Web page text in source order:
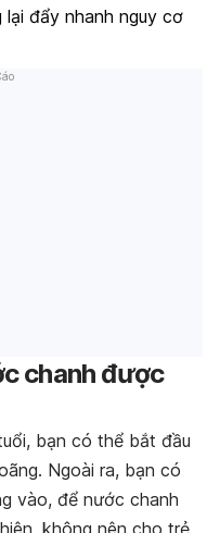
đẩy nhanh nguy cơ
chanh được
bạn có thể bắt đầu
Ngoài ra, bạn có
vào, để nước chanh